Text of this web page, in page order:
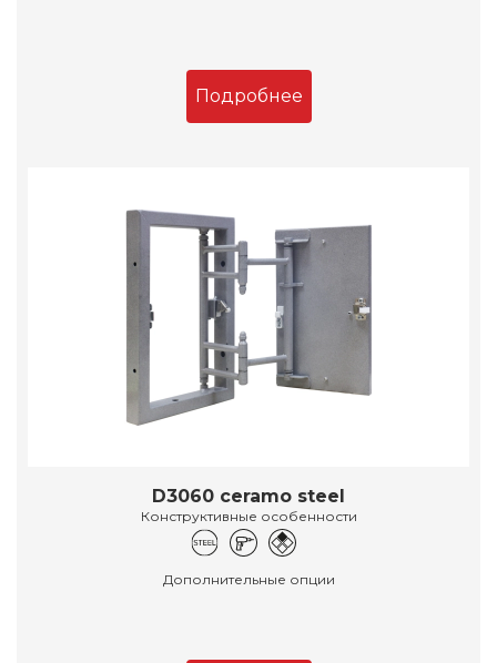
Подробнее
D3060 ceramo steel
Конструктивные особенности
Дополнительные опции